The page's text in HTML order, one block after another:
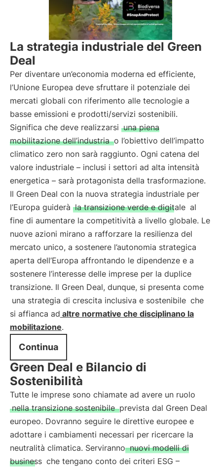
La strategia industriale del Green
Deal
Per diventare un’economia moderna ed efficiente,
l’Unione Europea deve sfruttare il potenziale dei
mercati globali con riferimento alle tecnologie a
basse emissioni e prodotti/servizi sostenibili.
Significa che deve realizzarsi una piena
mobilitazione dell’industria o l’obiettivo dell’impatto
climatico zero non sarà raggiunto. Ogni catena del
valore industriale – inclusi i settori ad alta intensità
energetica – sarà protagonista della trasformazione.
Il Green Deal con la nuova strategia industriale per
l’Europa guiderà la transizione verde e digitale al
fine di aumentare la competitività a livello globale. Le
nuove azioni mirano a rafforzare la resilienza del
mercato unico, a sostenere l’autonomia strategica
aperta dell’Europa affrontando le dipendenze e a
sostenere l’interesse delle imprese per la duplice
transizione. Il Green Deal, dunque, si presenta come
una strategia di crescita inclusiva e sostenibile che
si affianca ad altre normative che disciplinano la
mobilitazione.
Continua
Green Deal e Bilancio di
Sostenibilità
Tutte le imprese sono chiamate ad avere un ruolo
nella transizione sostenibile prevista dal Green Deal
europeo. Dovranno seguire le direttive europee e
adottare i cambiamenti necessari per ricercare la
neutralità climatica. Serviranno nuovi modelli di
business che tengano conto dei criteri ESG –